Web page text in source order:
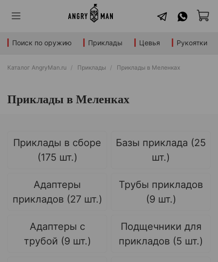
Поиск по оружию Приклады Цевья Рукоятки
Каталог AngryMan.ru Приклады Приклады в Меленках
Приклады в Меленках
Приклады в сборе
(175 шт.)
Базы приклада (25
шт.)
Адаптеры
прикладов (27 шт.)
Трубы прикладов
(9 шт.)
Адаптеры с
трубой (9 шт.)
Подщечники для
прикладов (5 шт.)